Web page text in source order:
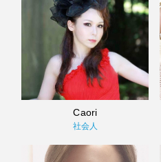
Caori
社会人